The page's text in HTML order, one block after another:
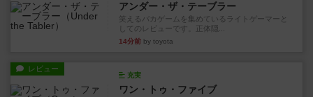
アンダー・ザ・テーブラー
笑えるバカゲームを集めているライトゲーマーと
してのレビューです。正体隠...
14分前 by toyota
レビュー
充実
ワン・トゥ・ファイブ